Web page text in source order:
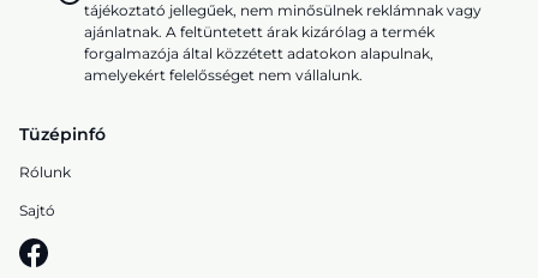
tájékoztató jellegűek, nem minősülnek reklámnak vagy
ajánlatnak. A feltüntetett árak kizárólag a termék
forgalmazója által közzétett adatokon alapulnak,
amelyekért felelősséget nem vállalunk.
Tüzépinfó
Rólunk
Sajtó